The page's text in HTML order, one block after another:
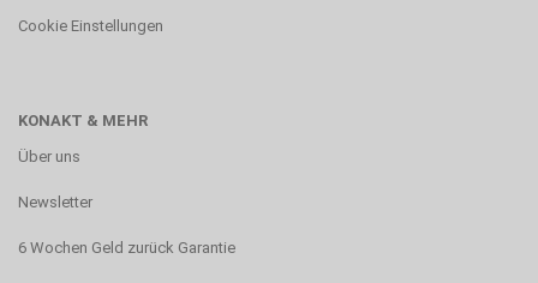
Cookie Einstellungen
KONAKT & MEHR
Über uns
Newsletter
6 Wochen Geld zurück Garantie